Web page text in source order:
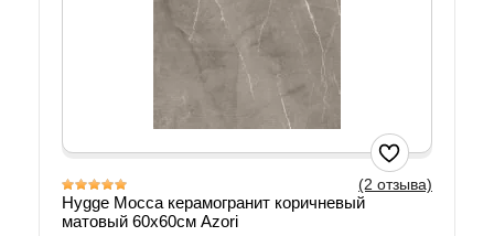
(2 отзыва)
Hygge Mocca керамогранит коричневый
матовый 60х60см Azori